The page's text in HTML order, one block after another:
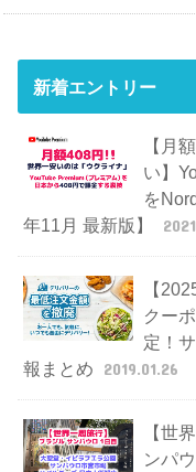
新着エントリー
【月
い】
を
年11月 最新版】
【
クー
定！
報まとめ
2019.01.26
【世
ンパ